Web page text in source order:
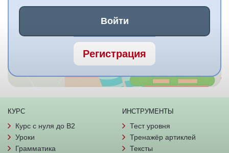
Войти
Регистрация
КУРС
Курс с нуля до B2
Уроки
Грамматика
ИНСТРУМЕНТЫ
Тест уровня
Тренажёр артиклей
Тексты